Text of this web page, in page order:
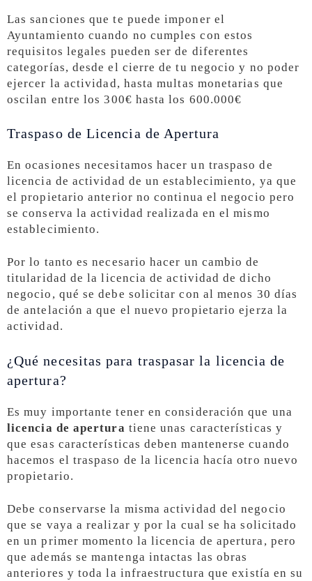
Las sanciones que te puede imponer el
Ayuntamiento cuando no cumples con estos
requisitos legales pueden ser de diferentes
categorías, desde el cierre de tu negocio y no poder
ejercer la actividad, hasta multas monetarias que
oscilan entre los 300€ hasta los 600.000€
Traspaso de Licencia de Apertura
En ocasiones necesitamos hacer un traspaso de
licencia de actividad de un establecimiento, ya que
el propietario anterior no continua el negocio pero
se conserva la actividad realizada en el mismo
establecimiento.
Por lo tanto es necesario hacer un cambio de
titularidad de la licencia de actividad de dicho
negocio, qué se debe solicitar con al menos 30 días
de antelación a que el nuevo propietario ejerza la
actividad.
¿Qué necesitas para traspasar la licencia de
apertura?
Es muy importante tener en consideración que una
licencia de apertura tiene unas características y
que esas características deben mantenerse cuando
hacemos el traspaso de la licencia hacía otro nuevo
propietario.
Debe conservarse la misma actividad del negocio
que se vaya a realizar y por la cual se ha solicitado
en un primer momento la licencia de apertura, pero
que además se mantenga intactas las obras
anteriores y toda la infraestructura que existía en su